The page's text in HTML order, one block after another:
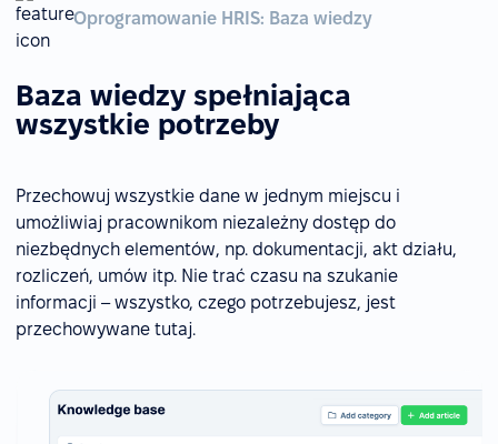
Oprogramowanie HRIS: Baza wiedzy
Baza wiedzy spełniająca
wszystkie potrzeby
Przechowuj wszystkie dane w jednym miejscu i
umożliwiaj pracownikom niezależny dostęp do
niezbędnych elementów, np. dokumentacji, akt działu,
rozliczeń, umów itp. Nie trać czasu na szukanie
informacji – wszystko, czego potrzebujesz, jest
przechowywane tutaj.